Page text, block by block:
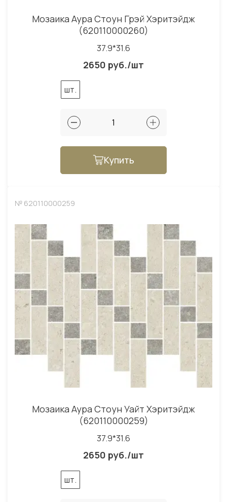
Мозаика Аура Стоун Грэй Хэритэйдж
(620110000260)
37.9*31.6
2650 руб./шт
шт.
Купить
№ 620110000259
Мозаика Аура Стоун Уайт Хэритэйдж
(620110000259)
37.9*31.6
2650 руб./шт
шт.